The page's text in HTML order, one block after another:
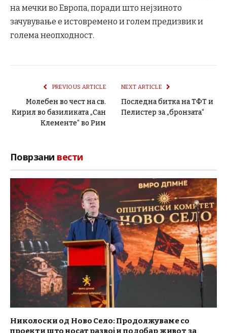
на мечки во Европа, поради што нејзиното
зачувување е истовремено и голем предизвик и
голема неопходност.
PREVIOUS ARTICLE
Молебен во чест на св.
Кирил во базиликата „Сан
Клементе“ во Рим
NEXT ARTICLE
Последна битка на ТФТ и
Пелистер за „бронзата“
Поврзани вести
Николоски од Ново Село: Продолжуваме со